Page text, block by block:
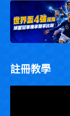
註冊教學